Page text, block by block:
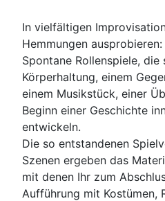
In vielfältigen
Hemmungen ausprobieren:
Spontane Rollenspiele, die
Körperhaltung, einem
einem Musikstück, einer
Beginn einer Geschichte
entwickeln.
Die so entstandenen
Szenen ergeben das
mit denen Ihr zum
Aufführung mit Kostümen,